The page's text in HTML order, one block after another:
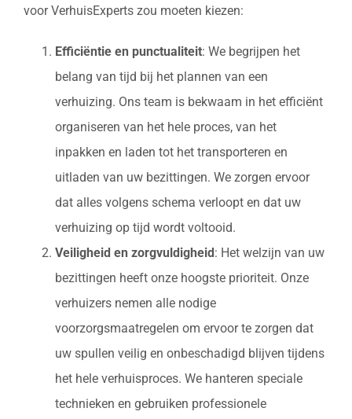
voor VerhuisExperts zou moeten kiezen:
Efficiëntie en punctualiteit: We begrijpen het
belang van tijd bij het plannen van een
verhuizing. Ons team is bekwaam in het efficiënt
organiseren van het hele proces, van het
inpakken en laden tot het transporteren en
uitladen van uw bezittingen. We zorgen ervoor
dat alles volgens schema verloopt en dat uw
verhuizing op tijd wordt voltooid.
Veiligheid en zorgvuldigheid : Het welzijn van uw
bezittingen heeft onze hoogste prioriteit. Onze
verhuizers nemen alle nodige
voorzorgsmaatregelen om ervoor te zorgen dat
uw spullen veilig en onbeschadigd blijven tijdens
het hele verhuisproces. We hanteren speciale
technieken en gebruiken professionele